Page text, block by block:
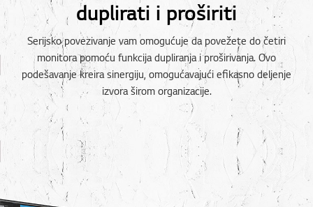
duplirati i proširiti
Serijsko povezivanje vam omogućuje da povežete do četiri
monitora pomoću funkcija dupliranja i proširivanja. Ovo
podešavanje kreira sinergiju, omogućavajući efikasno deljenje
izvora širom organizacije.